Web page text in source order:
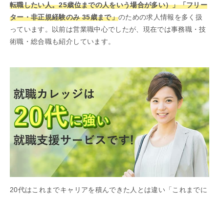
転職したい人。25歳位までの人をいう場合が多い）」「フリー
ター・非正規経験のみ 35歳まで」のための求人情報を多く扱
っています。以前は営業職中心でしたが、現在では事務職・技
術職・総合職も紹介しています。
20代はこれまでキャリアを積んできた人とは違い「これまでに